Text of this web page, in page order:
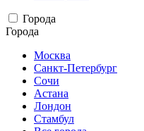
Города
Города
Москва
Санкт-Петербург
Сочи
Астана
Лондон
Стамбул